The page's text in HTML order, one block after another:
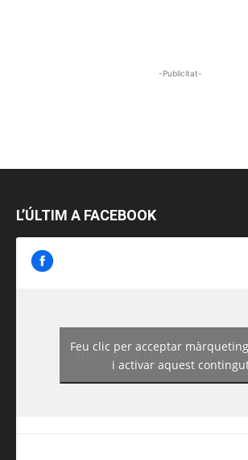
-Publicitat-
L’ÚLTIM A FACEBOOK
https://www.facebook.com/
Feu clic per acceptar
i activar aquest